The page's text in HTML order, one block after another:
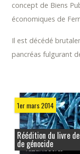
concept de Biens
économiques de
Il est décédé
pancréas fulgurant
1er mars 2014
Réédition du livre
de génocide